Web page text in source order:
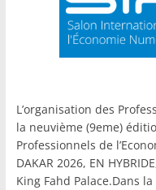
L’organisation des
la neuvième (9eme)
Professionnels de
DAKAR 2026, EN
King Fahd Palace.Dans